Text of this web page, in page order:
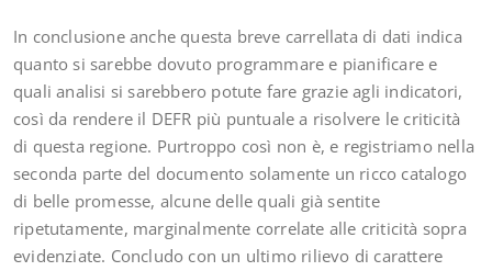
In conclusione anche questa breve carrellata di dati indica
quanto si sarebbe dovuto programmare e pianificare e
quali analisi si sarebbero potute fare grazie agli indicatori,
così da rendere il DEFR più puntuale a risolvere le criticità
di questa regione. Purtroppo così non è, e registriamo nella
seconda parte del documento solamente un ricco catalogo
di belle promesse, alcune delle quali già sentite
ripetutamente, marginalmente correlate alle criticità sopra
evidenziate. Concludo con un ultimo rilievo di carattere